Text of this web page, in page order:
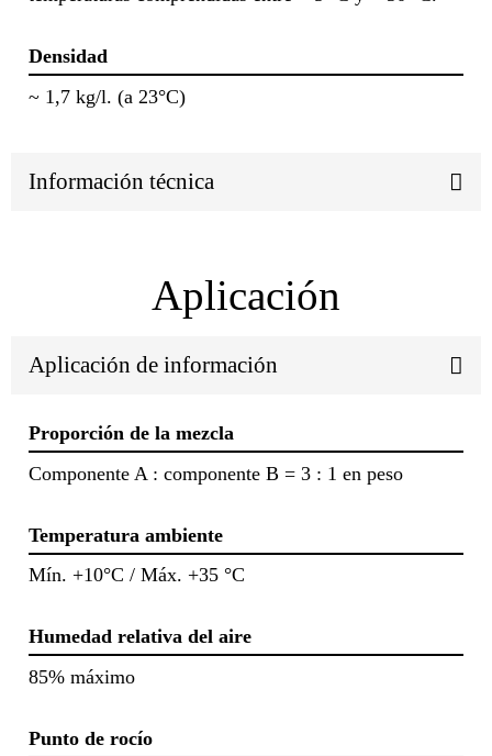
Densidad
~ 1,7 kg/l. (a 23°C)
Información técnica
Aplicación
Aplicación de información
Proporción de la mezcla
Componente A : componente B = 3 : 1 en peso
Temperatura ambiente
Mín. +10°C / Máx. +35 °C
Humedad relativa del aire
85% máximo
Punto de rocío